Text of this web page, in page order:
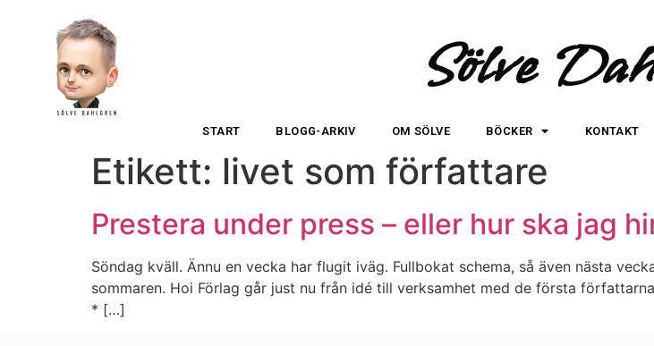
Sölve
START BLOGG-ARKIV OM SÖLVE BÖCKER KONTAKT
Etikett: livet som författare
Prestera under press – eller hur ska jag
Söndag kväll. Ännu en vecka har flugit iväg. Fullbokat schema, så även nästa
sommaren. Hoi Förlag går just nu från idé till verksamhet med de första
* […]